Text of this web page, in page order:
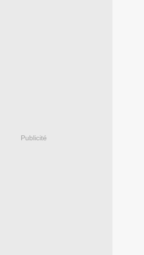
Publicité